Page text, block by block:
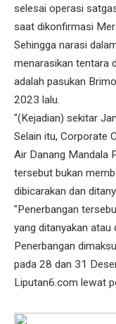
selesai operasi
saat dikonfirmasi
Sehingga narasi
menarasikan tentara
adalah pasukan
2023 lalu.
"(Kejadian) sekitar
Selain itu, Corporate
Air Danang Mandala
tersebut bukan
dibicarakan dan
"Penerbangan
yang ditanyakan atau
Penerbangan
pada 28 dan 31
Liputan6.com lewat